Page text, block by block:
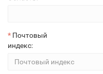
Почтовый
индекс: